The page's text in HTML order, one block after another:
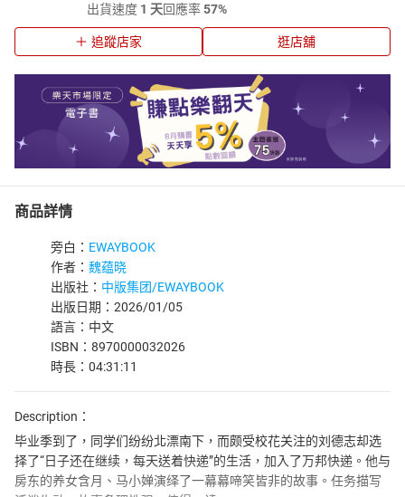
出貨速度 1 天回應率57%
追蹤店家 逛店舖
商品詳情
旁白： EWAYBOOK
作者： 魏蕴晓
出版社： 中版集团/EWAYBOOK
出版日期：2026/01/05
語言：中文
ISBN：8970000032026
時長：04:31:11
Description：
毕业季到了，同学们纷纷北漂南下，而颇受校花关注的刘德志却选
择了“日子还在继续，每天送着快递”的生活，加入了万邦快递。他与
房东的养女含月、马小婵演绎了一幕幕啼笑皆非的故事。任务描写